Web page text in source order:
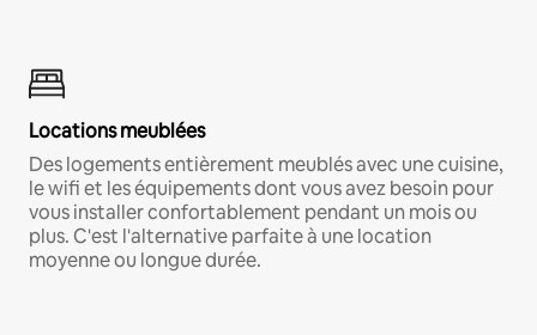
Locations meublées
Des logements entièrement meublés avec une cuisine,
le wifi et les équipements dont vous avez besoin pour
vous installer confortablement pendant un mois ou
plus. C'est l'alternative parfaite à une location
moyenne ou longue durée.